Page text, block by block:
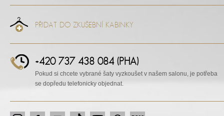
PŘIDAT DO ZKUŠEBNÍ KABINKY
+420 737 438 084 (PHA)
Pokud si chcete vybrané šaty vyzkoušet v našem salonu, je potřeba
se dopředu telefonicky objednat.